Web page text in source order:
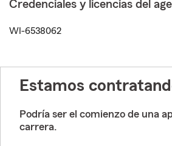
Credenciales y licencias del
WI-6538062
Estamos
Podría ser el comienzo de una
carrera.